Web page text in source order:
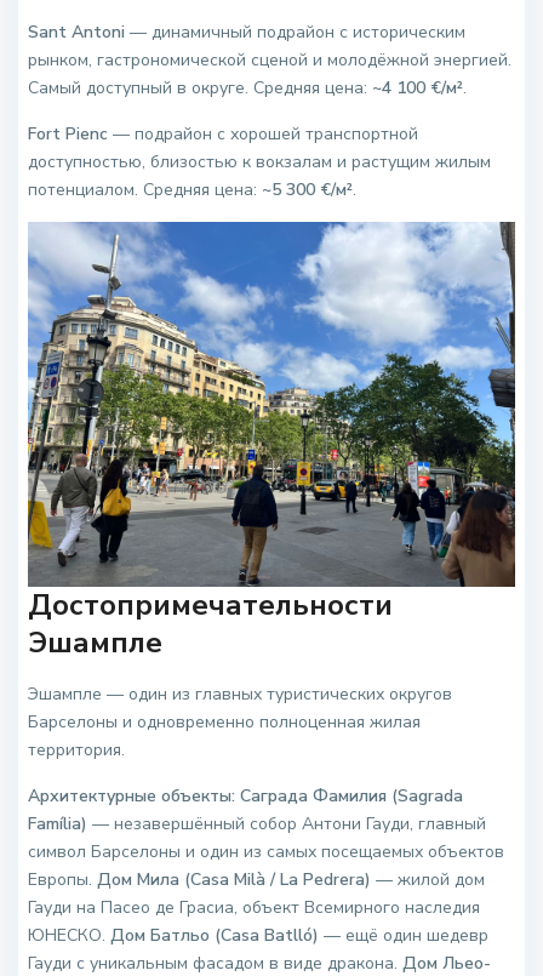
Sant Antoni — динамичный подрайон с историческим
рынком, гастрономической сценой и молодёжной энергией.
Самый доступный в округе. Средняя цена: ~4 100 €/м².
Fort Pienc — подрайон с хорошей транспортной
доступностью, близостью к вокзалам и растущим жилым
потенциалом. Средняя цена: ~5 300 €/м².
Достопримечательности
Эшампле
Эшампле — один из главных туристических округов
Барселоны и одновременно полноценная жилая
территория.
Архитектурные объекты: Саграда Фамилия (Sagrada
Família) — незавершённый собор Антони Гауди, главный
символ Барселоны и один из самых посещаемых объектов
Европы.Дом Мила (Casa Milà / La Pedrera) — жилой дом
Гауди на Пасео де Грасиа, объект Всемирного наследия
ЮНЕСКО.Дом Батльо (Casa Batlló) — ещё один шедевр
Гауди с уникальным фасадом в виде дракона.Дом Льео-